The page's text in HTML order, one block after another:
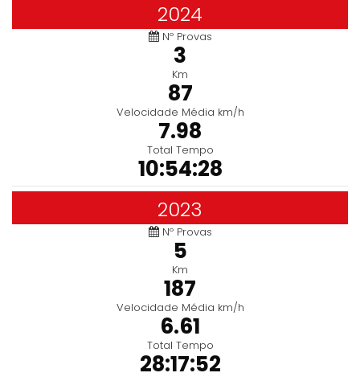
2024
Nº Provas
3
Km
87
Velocidade Média km/h
7.98
Total Tempo
10:54:28
2023
Nº Provas
5
Km
187
Velocidade Média km/h
6.61
Total Tempo
28:17:52